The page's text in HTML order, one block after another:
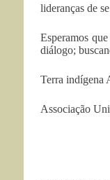
lideranças de
Esperamos
diálogo;
Terra indígena
Associação